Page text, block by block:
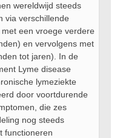
wereldwijd steeds
via verschillende
een vroege verdere
en vervolgens met
tot jaren). In de
Lyme disease
lymeziekte
door voortdurende
die zes
nog steeds
functioneren